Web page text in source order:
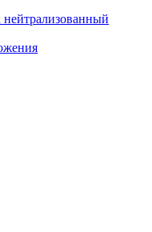
нейтрализованный